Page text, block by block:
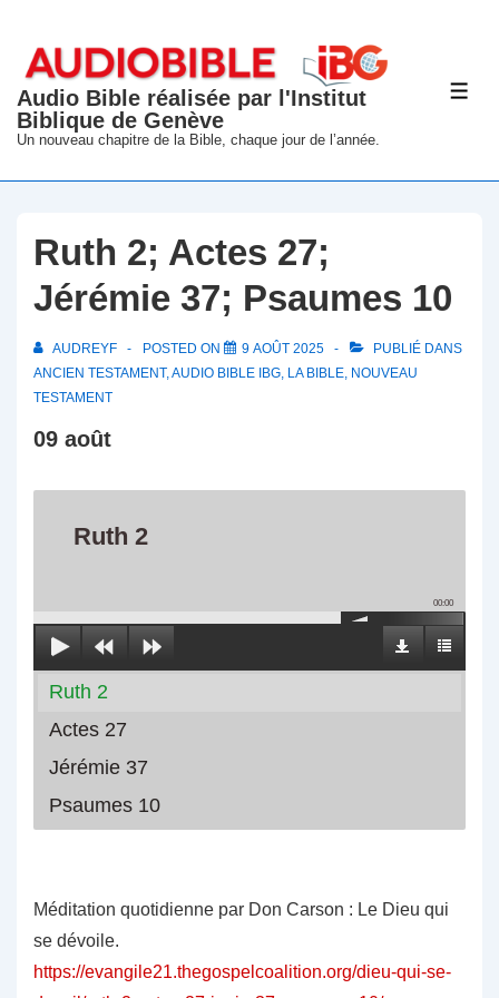
passer
contenu
principal
Audio Bible réalisée par l'Institut
Biblique de Genève
Un nouveau chapitre de la Bible, chaque jour de l’année.
Ruth 2; Actes 27;
Jérémie 37; Psaumes 10
AUDREYF POSTED ON 9 AOÛT 2025
PUBLIÉ DANS
ANCIEN TESTAMENT,AUDIO BIBLE IBG, LA BIBLE, NOUVEAU
TESTAMENT
09 août
Ruth 2
00:00
Ruth 2
Actes 27
Jérémie 37
Psaumes 10
Méditation quotidienne par Don Carson : Le Dieu qui
se dévoile.
https://evangile21.thegospelcoalition.org/dieu-qui-se-